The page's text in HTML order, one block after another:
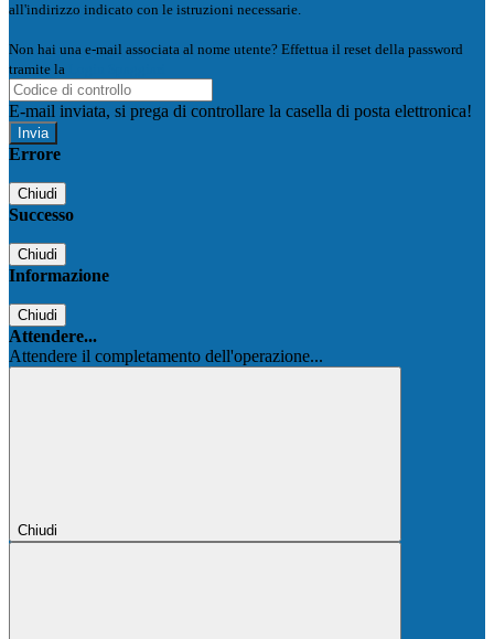
all'indirizzo indicato con le istruzioni necessarie.
Non hai una e-mail associata al nome utente? Effettua il reset della password
tramite la
E-mail inviata, si prega di controllare la casella di posta elettronica!
Errore
Chiudi
Successo
Chiudi
Informazione
Chiudi
Attendere...
Attendere il completamento dell'operazione...
Chiudi